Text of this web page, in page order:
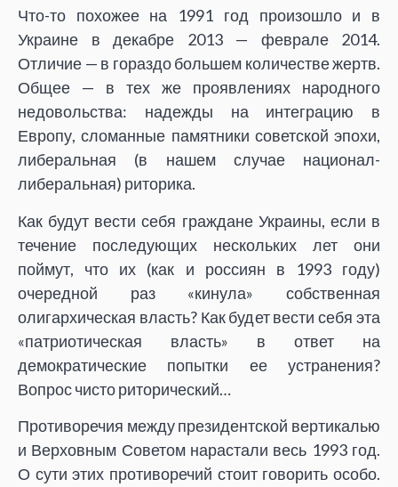
Что-то похожее на 1991 год произошло и в
Украине в декабре 2013 — феврале 2014.
Отличие — в гораздо большем количестве жертв.
Общее — в тех же проявлениях народного
недовольства: надежды на интеграцию в
Европу, сломанные памятники советской эпохи,
либеральная (в нашем случае национал-
либеральная) риторика.
Как будут вести себя граждане Украины, если в
течение последующих нескольких лет они
поймут, что их (как и россиян в 1993 году)
очередной раз «кинула» собственная
олигархическая власть? Как будет вести себя эта
«патриотическая власть» в ответ на
демократические попытки ее устранения?
Вопрос чисто риторический…
Противоречия между президентской вертикалью
и Верховным Советом нарастали весь 1993 год.
О сути этих противоречий стоит говорить особо.